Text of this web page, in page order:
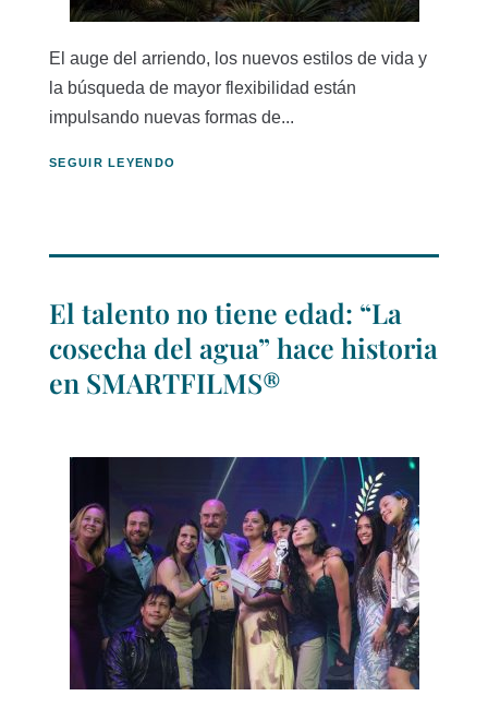
El auge del arriendo, los nuevos estilos de vida y
la búsqueda de mayor flexibilidad están
impulsando nuevas formas de...
SEGUIR LEYENDO
El talento no tiene edad: “La
cosecha del agua” hace historia
en SMARTFILMS®